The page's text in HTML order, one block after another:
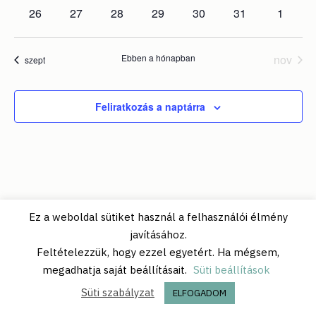
0
26
0
27
0
28
0
29
0
30
0
31
0
1
szept Ebben a hónapban nov
Feliratkozás a naptárra
© 2026 Kazinczy-díj Alapítvány.
Ez a weboldal sütiket használ a felhasználói élmény
javításához.
Feltételezzük, hogy ezzel egyetért. Ha mégsem,
megadhatja saját beállításait. Süti beállítások
Süti szabályzat
ELFOGADOM